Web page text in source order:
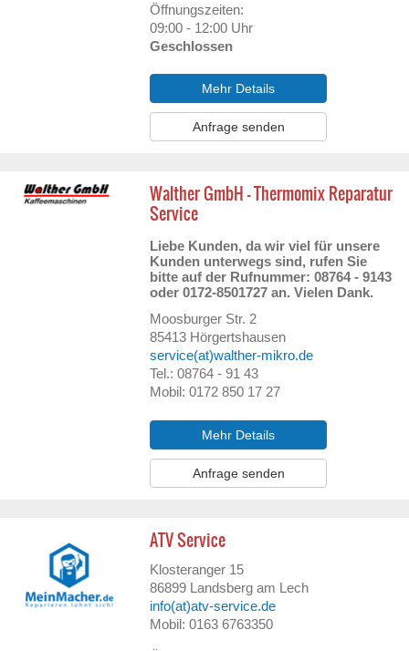
Öffnungszeiten:
09:00 - 12:00 Uhr
Geschlossen
Mehr Details
Anfrage senden
Walther GmbH – Thermomix Reparatur
Service
Liebe Kunden, da wir viel für unsere
Kunden unterwegs sind, rufen Sie
bitte auf der Rufnummer: 08764 - 9143
oder 0172-8501727 an. Vielen Dank.
Moosburger Str. 2
85413 Hörgertshausen
service(at)walther-mikro.de
Tel.: 08764 - 91 43
Mobil: 0172 850 17 27
Mehr Details
Anfrage senden
ATV Service
Klosteranger 15
86899 Landsberg am Lech
info(at)atv-service.de
Mobil: 0163 6763350